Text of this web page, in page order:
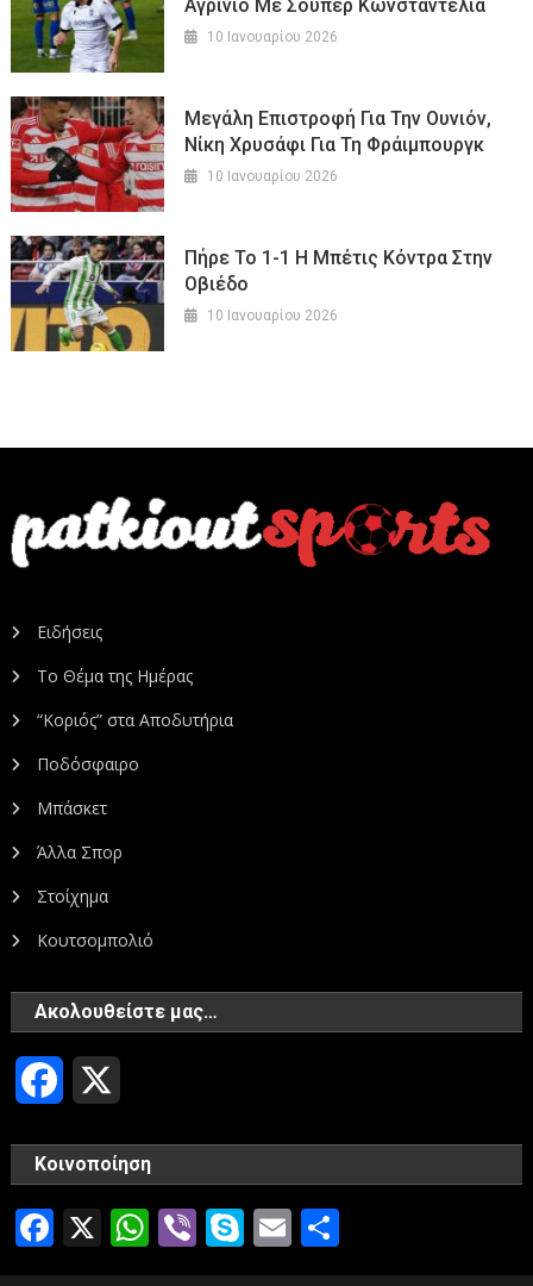
Αγρίνιο Με Σούπερ Κωνσταντέλια
10 Ιανουαρίου 2026
Μεγάλη Επιστροφή Για Την Ουνιόν,
Νίκη Χρυσάφι Για Τη Φράιμπουργκ
10 Ιανουαρίου 2026
Πήρε Το 1-1 Η Μπέτις Κόντρα Στην
Οβιέδο
10 Ιανουαρίου 2026
Ειδήσεις
Το Θέμα της Ημέρας
“Κοριός” στα Αποδυτήρια
Ποδόσφαιρο
Μπάσκετ
Άλλα Σπορ
Στοίχημα
Κουτσομπολιό
Ακολουθείστε μας…
Facebook
Κοινοποίηση
Facebook
X WhatsApp
ViberSkype
Email